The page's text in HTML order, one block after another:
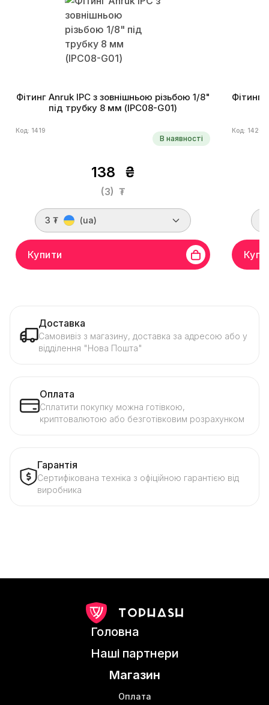
Фітинг Anruk IPC з зовнішньою різьбою 1/8"
під трубку 8 мм (IPC08-G01)
Код: 1419
В наявності
138 ₴
(3) ₮
3 ₮ (ua)
Купити
Фітинг
Код: 1420
Доставка
Самовивіз з магазину, доставка за адресою або у
відділення "Нова Пошта"
Оплата
Сплатити покупку можна готівкою,
криптовалютою або безготівковим розрахунком
Гарантія
Сертифікована техніка з офіційною гарантією від
виробника
Головна
Наші партнери
Магазин
Оплата